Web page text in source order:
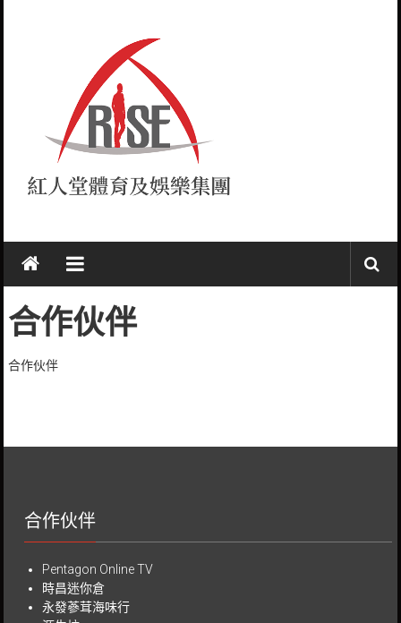
紅
人
堂
RISE
合作伙伴
合作伙伴
合作伙伴
Pentagon Online TV
時昌迷你倉
永發蔘茸海味行